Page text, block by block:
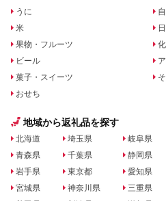
うに
米
果物・フルーツ
ビール
菓子・スイーツ
おせち
地域から返礼品を探す
北海道
青森県
岩手県
宮城県
埼玉県
千葉県
東京都
神奈川県
岐阜県
静岡県
愛知県
三重県